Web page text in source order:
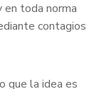
en toda norma
contagios
que la idea es